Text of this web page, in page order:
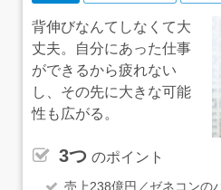
背伸びなんてしなくて大
丈夫。自分にあった仕事
ができるから疲れない
し、その先に大きな可能
性も広がる。
3つ のポイント
売上238億円／ゼネコンの